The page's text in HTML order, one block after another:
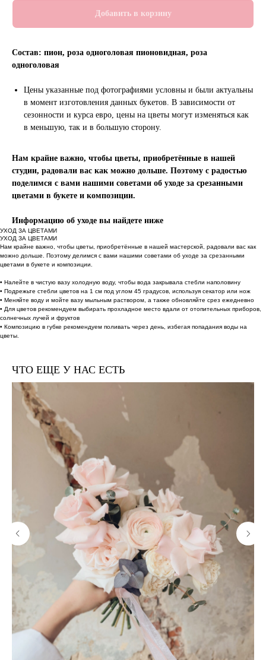
Добавить в корзину
Состав: пион, роза одноголовая пионовидная, роза
одноголовая
Цены указанные под фотографиями условны и были актуальны
в момент изготовления данных букетов. В зависимости от
сезонности и курса евро, цены на цветы могут изменяться как
в меньшую, так и в большую сторону.
Нам крайне важно, чтобы цветы, приобретённые в нашей
студии, радовали вас как можно дольше. Поэтому с радостью
поделимся с вами нашими советами об уходе за срезанными
цветами в букете и композиции.
Информацию об уходе вы найдете ниже
УХОД ЗА ЦВЕТАМИ
УХОД ЗА ЦВЕТАМИ
Нам крайне важно, чтобы цветы, приобретённые в нашей мастерской, радовали вас как
можно дольше. Поэтому делимся с вами нашими советами об уходе за срезанными
цветами в букете и композиции.
• Налейте в чистую вазу холодную воду, чтобы вода закрывала стебли наполовину
• Подрежьте стебли цветов на 1 см под углом 45 градусов, используя секатор или нож
• Меняйте воду и мойте вазу мыльным раствором, а также обновляйте срез ежедневно
• Для цветов рекомендуем выбирать прохладное место вдали от отопительных приборов,
солнечных лучей и фруктов
• Композицию в губке рекомендуем поливать через день, избегая попадания воды на
цветы.
ЧТО ЕЩЕ У НАС ЕСТЬ